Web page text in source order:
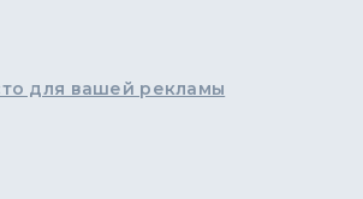
для вашей рекламы